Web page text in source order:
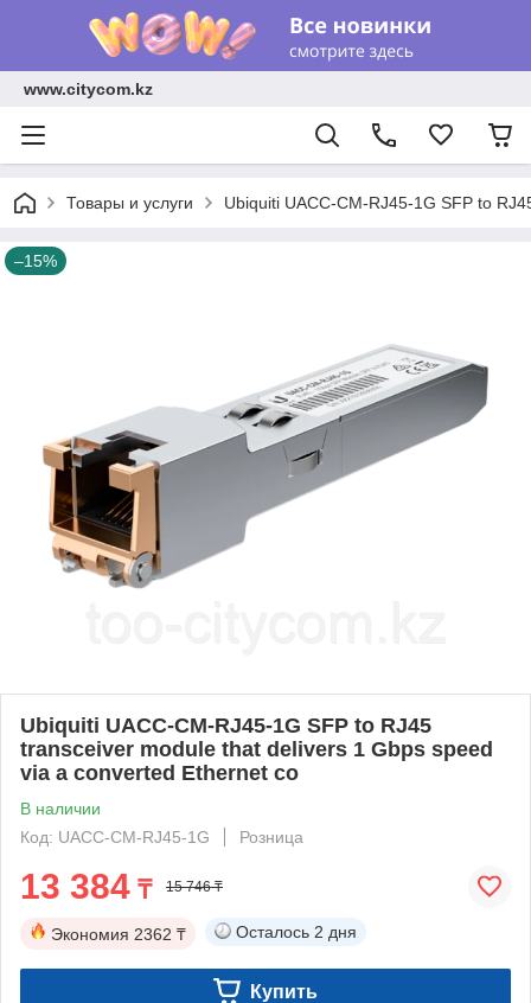
www.citycom.kz
Товары и услуги Ubiquiti UACC-CM-RJ45-1G SFP to
–15%
Ubiquiti UACC-CM-RJ45-1G SFP to RJ45
transceiver module that delivers 1 Gbps speed
via a converted Ethernet co
В наличии
Код: UACC-CM-RJ45-1G
Розница
13 384 ₸ 15 746 ₸
Экономия 2362 ₸ Осталось 2 дня
Купить